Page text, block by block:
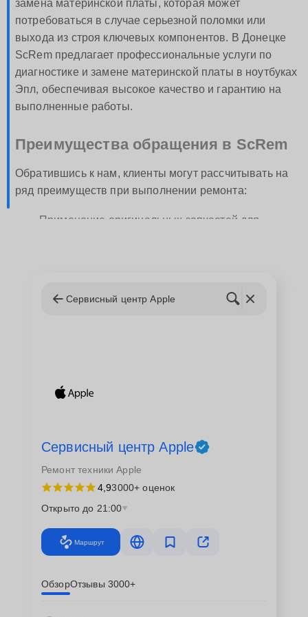
замена материнской платы, которая может
потребоваться в случае серьезной поломки или
выхода из строя ключевых компонентов. В Донецке
ScRem предлагает профессиональные услуги по
диагностике и замене материнской платы в ноутбуках
Эпл, обеспечивая высокое качество и гарантию на
выполненные работы.
Преимущества обращения в ScRem
Обратившись к нам, клиенты могут рассчитывать на
ряд преимуществ при выполнении ремонта:
Применение оригинальных запчастей для
Команда сертифицированных специалистов с
Гарантийное обслуживание после проведения
Процедура замены материнской
платы
Замена материнской платы на ноутбуке Apple в
Донецке проводится в несколько этапов. Наши
специалисты начинают с диагностики, чтобы
подтвердить необходимость замены. После этого
старой платы и установка новой. Весь процесс
Сервисный центр Apple
Сервисный центр Apple
Ремонт техники Apple
4,93000+ оценок
Открыто до 21:00
Маршрут
ОбзорОтзывы 3000+